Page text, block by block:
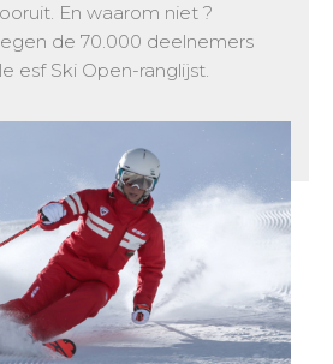
En waarom niet ?
de 70.000 deelnemers
esf Ski Open-ranglijst.